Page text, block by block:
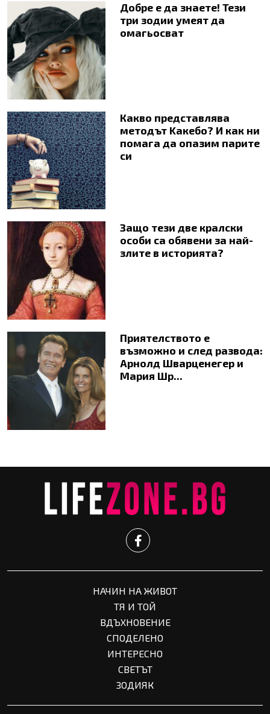
Добре е да знаете! Тези
три зодии умеят да
омагьосват
Какво представлява
методът Kaкебо? И как ни
помага да опазим парите
си
Защо тези две кралски
особи са обявени за най-
злите в историята?
Приятелството е
възможно и след развода:
Арнолд Шварценегер и
Мария Шр...
НАЧИН НА ЖИВОТ
ТЯ И ТОЙ
ВДЪХНОВЕНИЕ
СПОДЕЛЕНО
ИНТЕРЕСНО
СВЕТЪТ
ЗОДИЯК